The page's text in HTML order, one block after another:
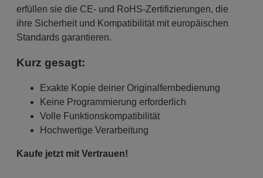
erfüllen sie die CE- und RoHS-Zertifizierungen, die
ihre Sicherheit und Kompatibilität mit europäischen
Standards garantieren.
Kurz gesagt:
Exakte Kopie deiner Originalfernbedienung
Keine Programmierung erforderlich
Volle Funktionskompatibilität
Hochwertige Verarbeitung
Kaufe jetzt mit Vertrauen!